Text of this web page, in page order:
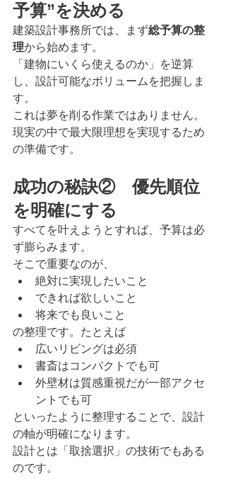
予算”を決める
建築設計事務所では、まず総予算の整
理から始めます。
「建物にいくら使えるのか」を逆算
し、設計可能なボリュームを把握しま
す。
これは夢を削る作業ではありません。
現実の中で最大限理想を実現するため
の準備です。
成功の秘訣②　優先順位
を明確にする
すべてを叶えようとすれば、予算は必
ず膨らみます。
そこで重要なのが、
絶対に実現したいこと
できれば欲しいこと
将来でも良いこと
の整理です。たとえば
広いリビングは必須
書斎はコンパクトでも可
外壁材は質感重視だが一部アクセ
ントでも可
といったように整理することで、設計
の軸が明確になります。
設計とは「取捨選択」の技術でもある
のです。